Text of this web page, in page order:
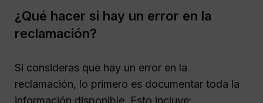
¿Qué hacer si hay un error en la
reclamación?
Si consideras que hay un error en la
reclamación, lo primero es documentar toda la
información disponible. Esto incluye: